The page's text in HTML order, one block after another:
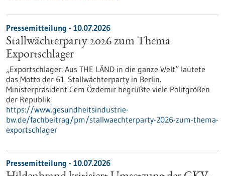
Pressemitteilung - 10.07.2026
Stallwächterparty 2026 zum Thema
Exportschlager
„Exportschlager: Aus THE LÄND in die ganze Welt“ lautete
das Motto der 61. Stallwächterparty in Berlin.
Ministerpräsident Cem Özdemir begrüßte viele Politgrößen
der Republik.
https://www.gesundheitsindustrie-
bw.de/fachbeitrag/pm/stallwaechterparty-2026-zum-thema-
exportschlager
Pressemitteilung - 10.07.2026